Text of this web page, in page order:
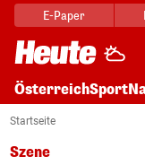
E-Paper
ÖsterreichSport
Startseite
Szene